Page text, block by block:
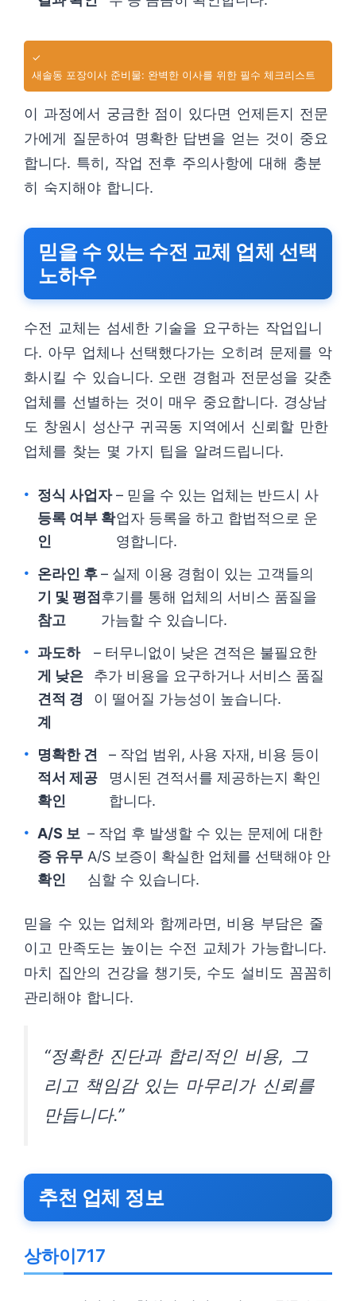
✓
새솔동 포장이사 준비물: 완벽한 이사를 위한 필수 체크리스트
이 과정에서 궁금한 점이 있다면 언제든지 전문
가에게 질문하여 명확한 답변을 얻는 것이 중요
합니다. 특히, 작업 전후 주의사항에 대해 충분
히 숙지해야 합니다.
믿을 수 있는 수전 교체 업체 선택
노하우
수전 교체는 섬세한 기술을 요구하는 작업입니
다. 아무 업체나 선택했다가는 오히려 문제를 악
화시킬 수 있습니다. 오랜 경험과 전문성을 갖춘
업체를 선별하는 것이 매우 중요합니다. 경상남
도 창원시 성산구 귀곡동 지역에서 신뢰할 만한
업체를 찾는 몇 가지 팁을 알려드립니다.
정식 사업자
등록 여부 확
인
– 믿을 수 있는 업체는 반드시 사
업자 등록을 하고 합법적으로 운
영합니다.
온라인 후
기 및 평점
참고
– 실제 이용 경험이 있는 고객들의
후기를 통해 업체의 서비스 품질을
가늠할 수 있습니다.
과도하
게 낮은
견적 경
계
– 터무니없이 낮은 견적은 불필요한
추가 비용을 요구하거나 서비스 품질
이 떨어질 가능성이 높습니다.
명확한 견
적서 제공
확인
– 작업 범위, 사용 자재, 비용 등이
명시된 견적서를 제공하는지 확인
합니다.
A/S 보
증 유무
확인
– 작업 후 발생할 수 있는 문제에 대한
A/S 보증이 확실한 업체를 선택해야 안
심할 수 있습니다.
믿을 수 있는 업체와 함께라면, 비용 부담은 줄
이고 만족도는 높이는 수전 교체가 가능합니다.
마치 집안의 건강을 챙기듯, 수도 설비도 꼼꼼히
관리해야 합니다.
“정확한 진단과 합리적인 비용, 그
리고 책임감 있는 마무리가 신뢰를
만듭니다.”
추천 업체 정보
상하이717